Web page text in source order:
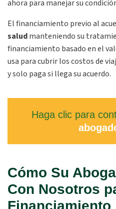
ahora para manejar su
El financiamiento previo al
saludmanteniendo su
financiamiento basado en el
usa para cubrir los costos de
y solo paga si llega su acuerdo.
Haga clic para
Cómo Su
Con Nosotros
Financiamiento